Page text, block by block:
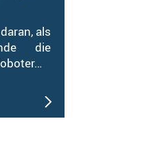
als
die